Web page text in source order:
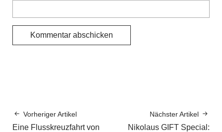
Vorheriger Artikel
Eine Flusskreuzfahrt von
Nächster Artikel
Nikolaus GIFT Special: